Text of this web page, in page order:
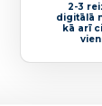
2-3
digitālā
kā arī